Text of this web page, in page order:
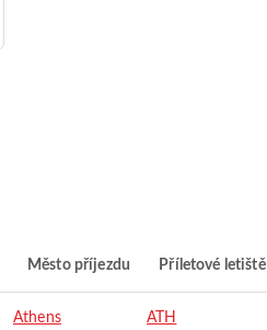
Město příjezdu Příletové letiště
Athens ATH